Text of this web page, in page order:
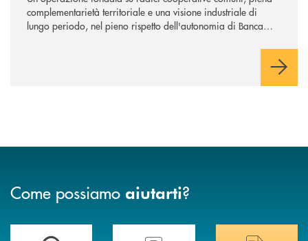
complementarietà territoriale e una visione industriale di
lungo periodo, nel pieno rispetto dell'autonomia di Banca
negoziazione esclusiva per la finalizzazione dell’operazione.
Come possiamo aiutarti?
Trova la filiale più vicina a TeHai bisogno di assistenza immediata?
Hai bisogno di